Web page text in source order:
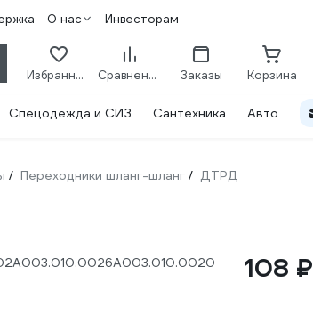
О нас Инвесторам
Избранное Сравнение Заказы Корзина
Спецодежда и СИЗ Сантехника Авто
/ Переходники шланг-шланг / ДТРД
108 ₽